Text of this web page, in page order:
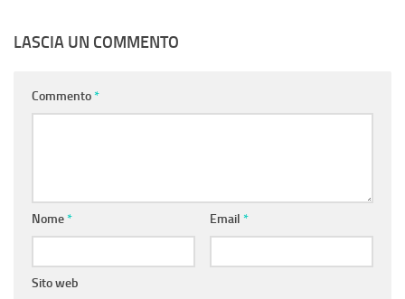
LASCIA UN COMMENTO
Commento*
Nome* Email *
Sito web